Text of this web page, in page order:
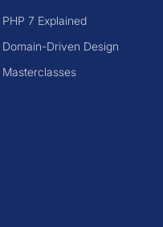
PHP 7 Explained
Domain-Driven Design
Masterclasses